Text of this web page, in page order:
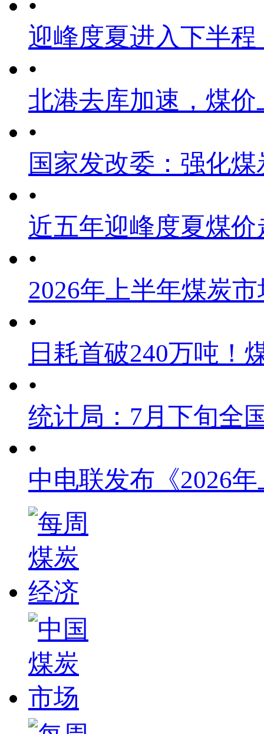
迎峰度夏进入下半
•
北港去库加速，煤
•
国家发改委：强化
•
近五年迎峰度夏煤价
•
2026年上半年煤炭
•
日耗首破240万吨！
•
统计局：7月下旬全
•
中电联发布《2026